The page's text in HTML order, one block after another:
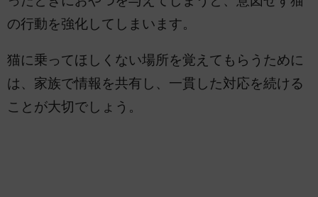
の行動を強化してしまいます。
猫に乗ってほしくない場所を覚えてもらうために
は、家族で情報を共有し、一貫した対応を続ける
ことが大切でしょう。